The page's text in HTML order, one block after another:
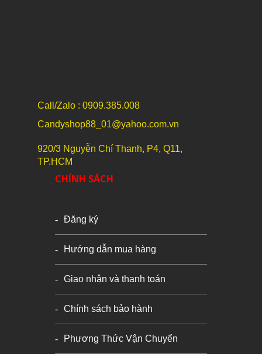
Call/Zalo : 0909.385.008
Candyshop88_01@yahoo.com.vn
920/3 Nguyễn Chí Thanh, P4, Q11,
TP.HCM
CHÍNH SÁCH
Đăng ký
Hướng dẫn mua hàng
Giao nhận và thanh toán
Chính sách bảo hành
Phương Thức Vận Chuyển